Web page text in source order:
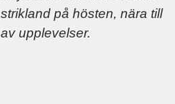
på hösten, nära till
upplevelser.